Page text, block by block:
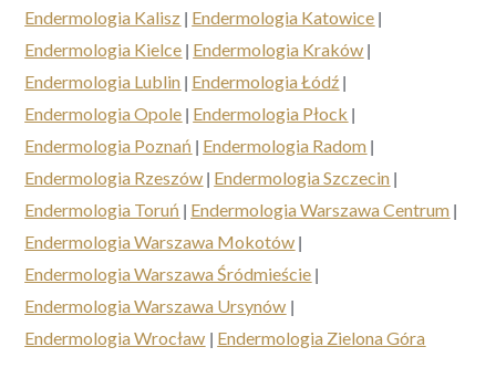
Endermologia Kalisz | Endermologia Katowice |
Endermologia Kielce | Endermologia Kraków |
Endermologia Lublin | Endermologia Łódź |
Endermologia Opole | Endermologia Płock |
Endermologia Poznań | Endermologia Radom |
Endermologia Rzeszów | Endermologia Szczecin |
Endermologia Toruń | Endermologia Warszawa Centrum |
Endermologia Warszawa Mokotów |
Endermologia Warszawa Śródmieście |
Endermologia Warszawa Ursynów |
Endermologia Wrocław | Endermologia Zielona Góra